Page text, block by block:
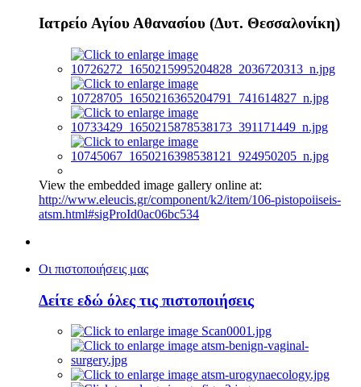
Ιατρείο Αγίου Αθανασίου (Δυτ. Θεσσαλονίκη)
View the embedded image gallery online at:
http://www.eleucis.gr/component/k2/item/106-pistopoiiseis-
atsm.html#sigProId0ac06bc534
Οι πιστοποιήσεις μας
Δείτε εδώ όλες τις πιστοποιήσεις